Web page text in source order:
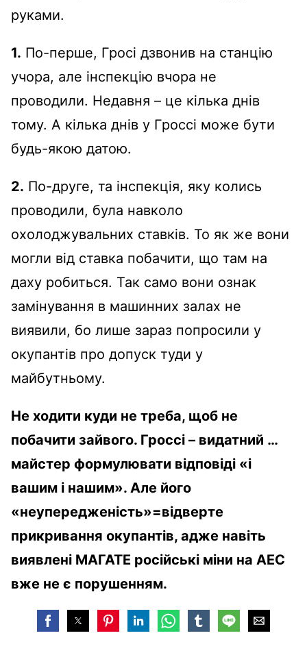
руками.
1. По-перше, Гросі дзвонив на станцію
учора, але інспекцію вчора не
проводили. Недавня – це кілька днів
тому. А кілька днів у Гроссі може бути
будь-якою датою.
2. По-друге, та інспекція, яку колись
проводили, була навколо
охолоджувальних ставків. То як же вони
могли від ставка побачити, що там на
даху робиться. Так само вони ознак
замінування в машинних залах не
виявили, бо лише зараз попросили у
окупантів про допуск туди у
майбутньому.
Не ходити куди не треба, щоб не
побачити зайвого. Гроссі – видатний …
майстер формулювати відповіді «і
вашим і нашим». Але його
«неупередженість»=відверте
прикривання окупантів, адже навіть
виявлені МАГАТЕ російські міни на АЕС
вже не є порушенням.